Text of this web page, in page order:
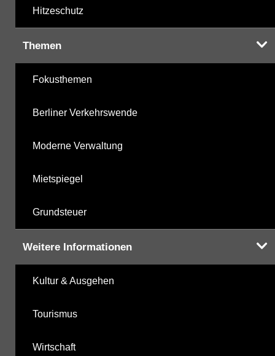
Hitzeschutz
Themen
Fokusthemen
Berliner Verkehrswende
Moderne Verwaltung
Mietspiegel
Grundsteuer
Weitere Informationen
Kultur & Ausgehen
Tourismus
Wirtschaft